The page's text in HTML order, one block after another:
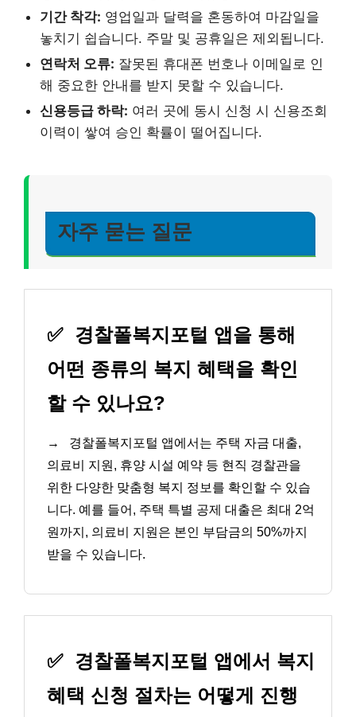
기간 착각: 영업일과 달력을 혼동하여 마감일을
놓치기 쉽습니다. 주말 및 공휴일은 제외됩니다.
연락처 오류: 잘못된 휴대폰 번호나 이메일로 인
해 중요한 안내를 받지 못할 수 있습니다.
신용등급 하락: 여러 곳에 동시 신청 시 신용조회
이력이 쌓여 승인 확률이 떨어집니다.
자주 묻는 질문
✅ 경찰폴복지포털 앱을 통해
어떤 종류의 복지 혜택을 확인
할 수 있나요?
→
경찰폴복지포털 앱에서는 주택 자금 대출,
의료비 지원, 휴양 시설 예약 등 현직 경찰관을
위한 다양한 맞춤형 복지 정보를 확인할 수 있습
니다. 예를 들어, 주택 특별 공제 대출은 최대 2억
원까지, 의료비 지원은 본인 부담금의 50%까지
받을 수 있습니다.
✅ 경찰폴복지포털 앱에서 복지
혜택 신청 절차는 어떻게 진행